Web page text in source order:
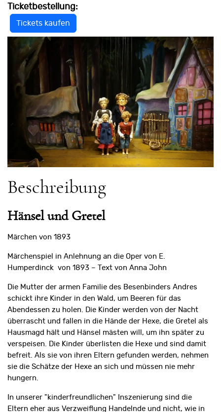
Ticketbestellung:
Tickets kaufen
Beschreibung
Hänsel und Gretel
Märchen von 1893
Märchenspiel in Anlehnung an die Oper von E.
Humperdinck von 1893 – Text von Anna John
Die Mutter der armen Familie des Besenbinders Andres
schickt ihre Kinder in den Wald, um Beeren für das
Abendessen zu holen. Die Kinder werden von der Nacht
überrascht und fallen in die Hände der Hexe, die Gretel als
Hausmagd hält und Hänsel mästen will, um ihn später zu
verspeisen. Die Kinder überlisten die Hexe und sind damit
befreit. Als sie von ihren Eltern gefunden werden, nehmen
sie die Schätze der Hexe an sich und müssen nie mehr
hungern.
In unserer "kinderfreundlichen" Inszenierung sind die
Eltern eher aus Verzweiflung Handelnde und nicht, wie in